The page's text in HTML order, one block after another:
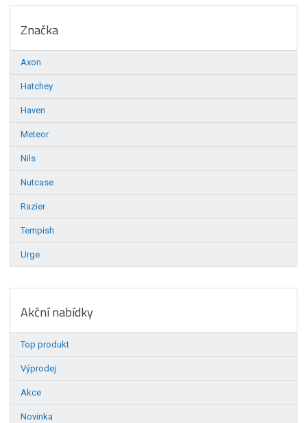
Značka
Axon
Hatchey
Haven
Meteor
Nils
Nutcase
Razier
Tempish
Urge
Akční nabídky
Top produkt
Výprodej
Akce
Novinka